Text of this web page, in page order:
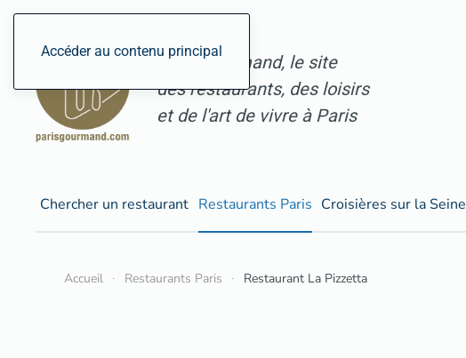
Accéder au contenu principal
ParisGourmand, le site
des restaurants, des loisirs
et de l'art de vivre à Paris
Chercher un restaurant Restaurants Paris Croisières sur la Seine
Accueil Restaurants Paris Restaurant La Pizzetta